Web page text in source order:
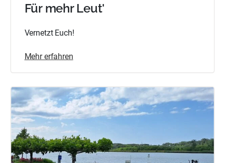
Für mehr Leut'
Vernetzt Euch!
Mehr erfahren